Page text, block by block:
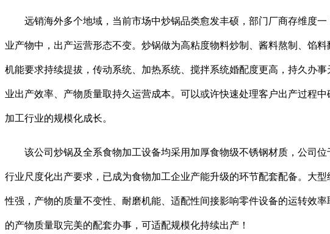
远销海外多个地域，当前市场中炒锅品类愈发丰硕，部门厂商存维度一
业产物中，出产运营形态不变。炒锅做为高粘度物料炒制、酱料熬制、馅
机能要求持续提拔，传动系统、加热系统、搅拌系统婚配度更高，持久办
业出产效率、产物质量取持久运营成本。可以或许快速处理客户出产过程
加工行业的规模化成长。
该公司炒锅及全系食物加工设备均采用加厚食物级不锈钢材质，公司位
行业尺度化出产要求，已成为食物加工企业产能升级的环节配套配备。大
性强，产物的质量不变性、耐磨机能、适配性间接影响零件设备的运转效
的产物质量取完美的配套办事，可适配规模化持续出产！